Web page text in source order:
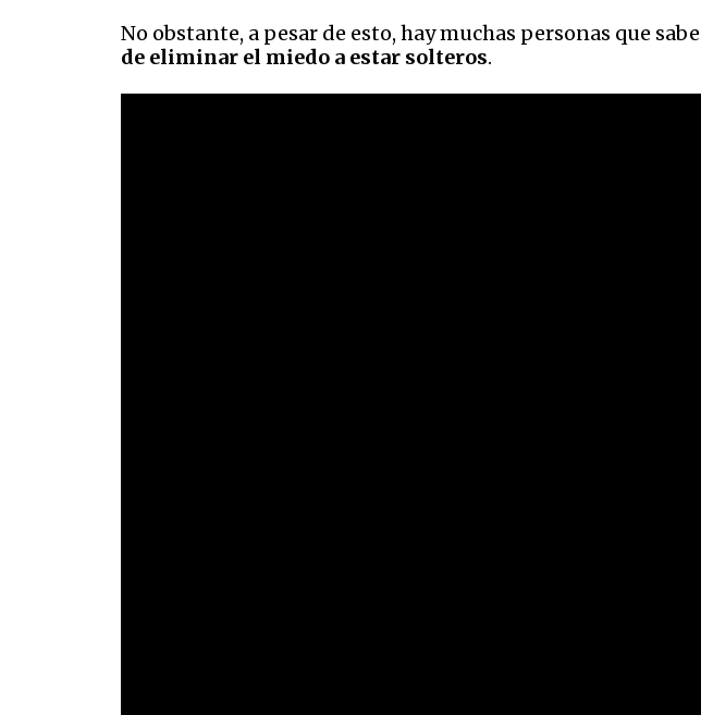
No obstante, a pesar de esto, hay muchas personas que
de eliminar el miedo a estar solteros.